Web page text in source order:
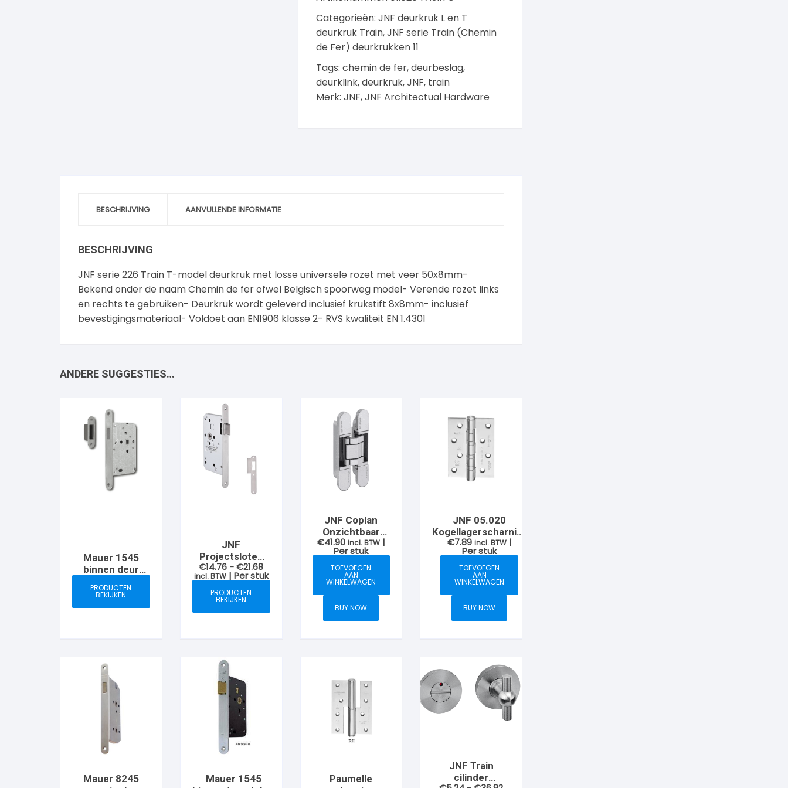
aantal
Categorieën:JNF deurkruk L en T
deurkruk Train,JNF serie Train (Chemin
de Fer) deurkrukken 11
Tags:chemin de fer,deurbeslag,
deurklink,deurkruk,JNF, train
Merk:JNF,JNF Architectual Hardware
BESCHRIJVING AANVULLENDE INFORMATIE
BESCHRIJVING
JNF serie 226 Train T-model deurkruk met losse universele rozet met veer 50x8mm-
Bekend onder de naam Chemin de fer ofwel Belgisch spoorweg model- Verende rozet links
en rechts te gebruiken- Deurkruk wordt geleverd inclusief krukstift 8x8mm- inclusief
bevestigingsmateriaal- Voldoet aan EN1906 klasse 2- RVS kwaliteit EN 1.4301
ANDERE SUGGESTIES…
Mauer 1545
binnen deur
magnetische
PRODUCTEN
BEKIJKEN
JNF
Projectsloten
met ronde
voorplaat
€14.76 -€21.68Prijsklasse:
€14.76
tot
incl. BTW | Per stuk
PRODUCTEN
BEKIJKEN
JNF Coplan
Onzichtbaar
scharnier
152x25mm
€41.90 incl. BTW |
Per stuk
TOEVOEGEN
AAN
WINKELWAGEN
BUY NOW
JNF 05.020
Kogellagerscharnier
75x100x3mm, RVS-
geborsteld
€7.89 incl. BTW |
Per stuk
TOEVOEGEN
AAN
WINKELWAGEN
BUY NOW
Mauer 8245
Mauer 1545
Paumelle
JNF Train
cilinder